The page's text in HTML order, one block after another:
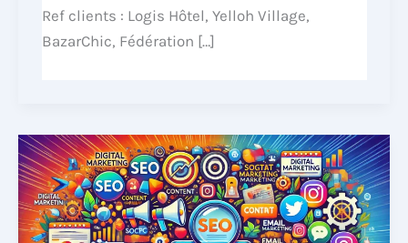
Ref clients : Logis Hôtel, Yelloh Village,
BazarChic, Fédération […]